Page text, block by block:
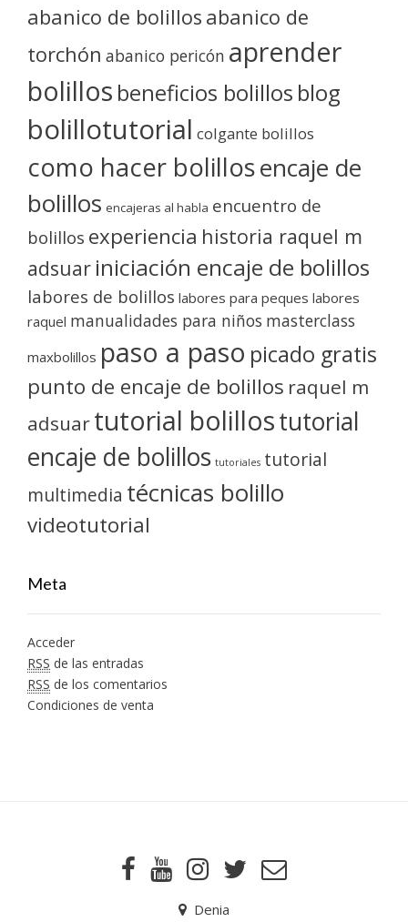
abanico de bolillos abanico de
torchón abanico pericón aprender
bolillos beneficios bolillos blog
bolillotutorial colgante bolillos
como hacer bolillosencaje de
bolillos encajeras al habla encuentro de
bolillos experiencia historia raquel m
adsuar iniciación encaje de bolillos
labores de bolillos labores para peques labores
raquel manualidades para niños masterclass
maxbolillos paso a paso picado gratis
punto de encaje de bolillos raquel m
adsuartutorial bolillostutorial
encaje de bolillos tutoriales tutorial
multimedia técnicas bolillo
videotutorial
Meta
Acceder
RSS de las entradas
RSS de los comentarios
Condiciones de venta
Denia